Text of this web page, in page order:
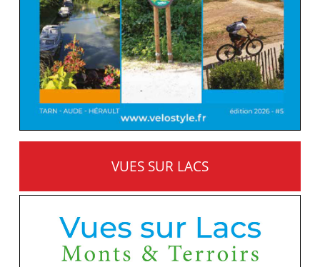
VUES SUR LACS
MONTS ET TERROIRS